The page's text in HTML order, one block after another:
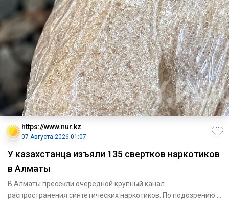
https://www.nur.kz
07 Августа 2026 01:07
У казахстанца изъяли 135 свертков наркотиков
в Алматы
В Алматы пресекли очередной крупный канал
распространения синтетических наркотиков. По подозрению в